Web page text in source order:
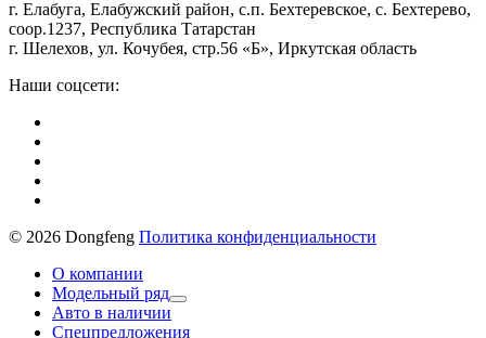
г. Елабуга, Елабужский район, с.п. Бехтеревское, с. Бехтерево,
соор.1237, Республика Татарстан
г. Шелехов, ул. Кочубея, стр.56 «Б», Иркутская область
Наши соцсети:
© 2026 Dongfeng Политика конфиденциальности
О компании
Модельный ряд
Авто в наличии
Спецпредложения